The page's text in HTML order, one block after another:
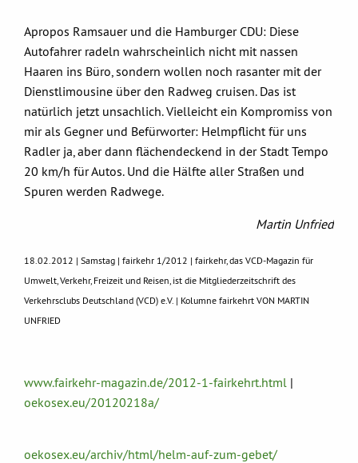
Apropos Ramsauer und die Hamburger CDU: Diese
Autofahrer radeln wahrscheinlich nicht mit nassen
Haaren ins Büro, sondern wollen noch rasanter mit der
Dienstlimousine über den Radweg cruisen. Das ist
natürlich jetzt unsachlich. Vielleicht ein Kompromiss von
mir als Gegner und Befürworter: Helmpflicht für uns
Radler ja, aber dann flächendeckend in der Stadt Tempo
20 km/h für Autos. Und die Hälfte aller Straßen und
Spuren werden Radwege.
Martin Unfried
18.02.2012 | Samstag | fairkehr 1/2012 | fairkehr, das VCD-Magazin für
Umwelt, Verkehr, Freizeit und Reisen, ist die Mitgliederzeitschrift des
Verkehrsclubs Deutschland (VCD) e.V. | Kolumne fairkehrt VON MARTIN
UNFRIED
www.fairkehr-magazin.de/2012-1-fairkehrt.html |
oekosex.eu/20120218a/
oekosex.eu/archiv/html/helm-auf-zum-gebet/